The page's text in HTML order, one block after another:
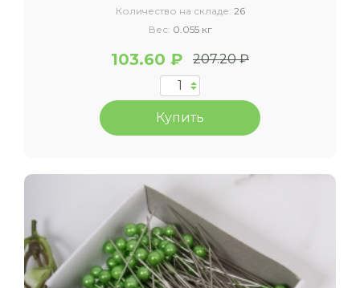
Количество на складе: 26
Вес: 0.055 кг
103.60 ₽ 207.20 ₽
Купить